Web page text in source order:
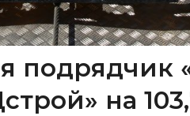
подрядчик
на